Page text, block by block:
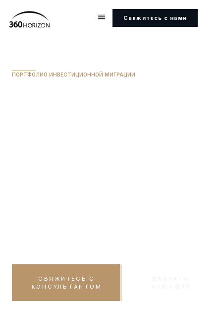
Свяжитесь с нами
ПОРТФОЛИО ИНВЕСТИЦИОННОЙ МИГРАЦИИ
СВЯЖИТЕСЬ С
КОНСУЛЬТАНТОМ